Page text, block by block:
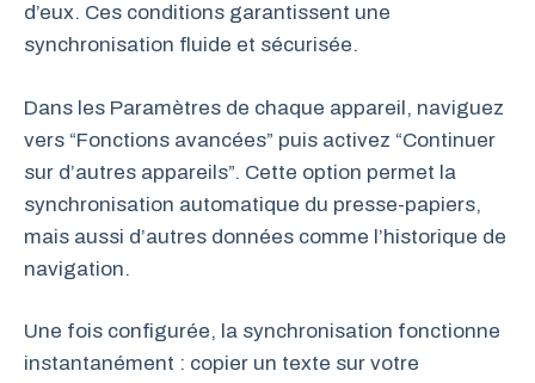
d’eux. Ces conditions garantissent une
synchronisation fluide et sécurisée.
Dans les Paramètres de chaque appareil, naviguez
vers “Fonctions avancées” puis activez “Continuer
sur d’autres appareils”. Cette option permet la
synchronisation automatique du presse-papiers,
mais aussi d’autres données comme l’historique de
navigation.
Une fois configurée, la synchronisation fonctionne
instantanément : copier un texte sur votre